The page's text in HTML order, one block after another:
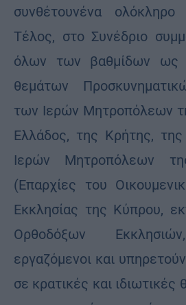
συνθέτουνένα
Τέλος, στο Συνέδριο
όλων των βαθμίδων ως
θεμάτων
των Ιερών Μητροπόλεων
Ελλάδος, της Κρήτης,
Ιερών Μητροπόλεων
(Επαρχίες του
Εκκλησίας της Κύπρου,
Ορθοδόξων
εργαζόμενοι και
σε κρατικές και ιδιωτικές